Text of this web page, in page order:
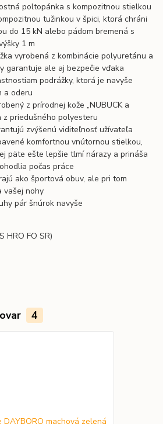
poltopánka s kompozitnou stielkou
tužinkou v špici, ktorá chráni
do 15 kN alebo pádom bremená s
1 m
vyrobená z kombinácie polyuretánu a
garantuje ale aj bezpečie vďaka
podrážky, ktorá je navyše
a oderu
z prírodnej kože „NUBUCK a
z priedušného polyesteru
zvýšenú viditeľnosť užívateľa
komfortnou vnútornou stielkou,
päte ešte lepšie tlmí nárazy a prináša
počas práce
ako športová obuv, ale pri tom
vašej nohy
pár šnúrok navyše
HRO FO SR)
4